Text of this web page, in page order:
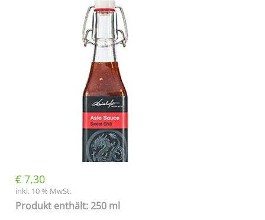
€ 7,30
inkl. 10 % MwSt.
Produkt enthält: 250 ml